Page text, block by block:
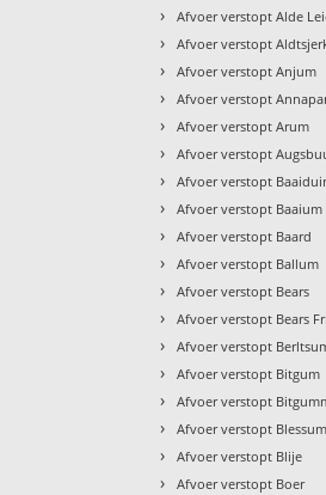
› Afvoer verstopt Alde
› Afvoer verstopt
› Afvoer verstopt Anjum
› Afvoer verstopt
› Afvoer verstopt Arum
› Afvoer verstopt
› Afvoer verstopt
› Afvoer verstopt Baaium
› Afvoer verstopt Baard
› Afvoer verstopt Ballum
› Afvoer verstopt Bears
› Afvoer verstopt Bears
› Afvoer verstopt
› Afvoer verstopt Bitgum
› Afvoer verstopt
› Afvoer verstopt Blessum
› Afvoer verstopt Blije
› Afvoer verstopt Boer